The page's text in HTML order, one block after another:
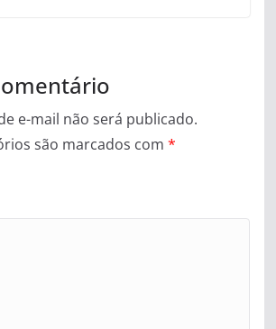
e-mail não será publicado.
são marcados com *